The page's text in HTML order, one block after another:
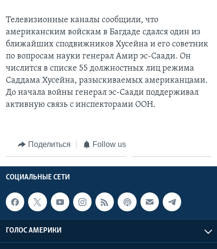
Телевизионные каналы сообщили, что
американским войскам в Багдаде сдался один из
ближайших сподвижников Хусейна и его советник
по вопросам науки генерал Амир эс-Саади. Он
числится в списке 55 должностных лиц режима
Саддама Хусейна, разыскиваемых американцами.
До начала войны генерал эс-Саади поддерживал
активную связь с инспекторами ООН.
Поделиться Follow us
СОЦИАЛЬНЫЕ СЕТИ
ГОЛОС АМЕРИКИ